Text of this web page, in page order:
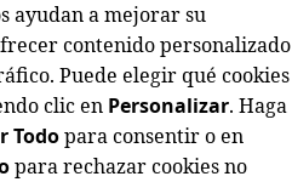
ayudan a mejorar su
contenido personalizado
Puede elegir qué cookies
clic en Personalizar. Haga
Todopara consentir o en
para rechazar cookies no